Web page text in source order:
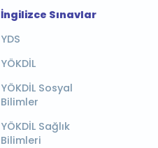
İngilizce Sınavlar
YDS
YÖKDİL
YÖKDİL Sosyal
Bilimler
YÖKDİL Sağlık
Bilimleri